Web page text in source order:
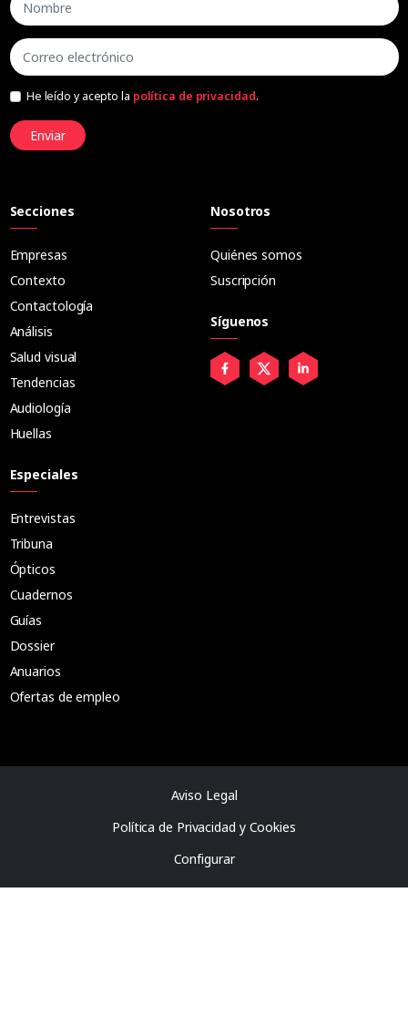
He leído y acepto la política de privacidad.
Enviar
Secciones
Empresas
Contexto
Contactología
Análisis
Salud visual
Tendencias
Audiología
Huellas
Especiales
Entrevistas
Tribuna
Ópticos
Cuadernos
Guías
Dossier
Anuarios
Ofertas de empleo
Nosotros
Quiénes somos
Suscripción
Síguenos
Aviso Legal
Política de Privacidad y Cookies
Configurar